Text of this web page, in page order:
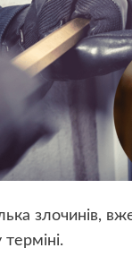
злочинів,